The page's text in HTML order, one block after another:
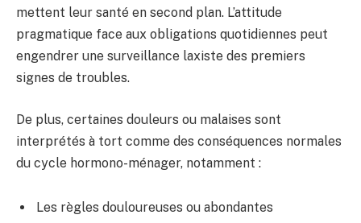
mettent leur santé en second plan. L’attitude
pragmatique face aux obligations quotidiennes peut
engendrer une surveillance laxiste des premiers
signes de troubles.
De plus, certaines douleurs ou malaises sont
interprétés à tort comme des conséquences normales
du cycle hormono-ménager, notamment :
Les règles douloureuses ou abondantes